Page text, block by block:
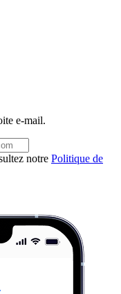
e-mail.
notre Politique de